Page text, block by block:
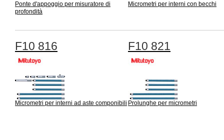
Ponte d'appoggio per misuratore di
profondità
Micrometri per interni con becchi
F10 816
Micrometri per interni ad aste componibili
F10 821
Prolunghe per micrometri